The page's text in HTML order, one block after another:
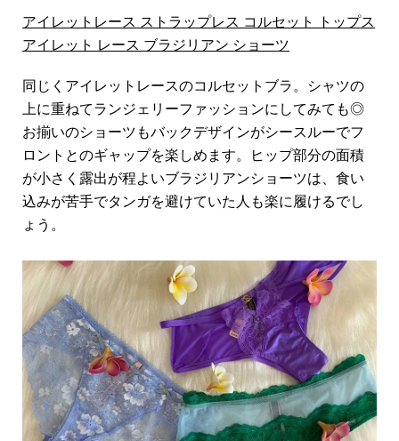
アイレットレース ストラップレス コルセット トップス
アイレット レース ブラジリアン ショーツ
同じくアイレットレースのコルセットブラ。シャツの
上に重ねてランジェリーファッションにしてみても◎
お揃いのショーツもバックデザインがシースルーでフ
ロントとのギャップを楽しめます。ヒップ部分の面積
が小さく露出が程よいブラジリアンショーツは、食い
込みが苦手でタンガを避けていた人も楽に履けるでし
ょう。